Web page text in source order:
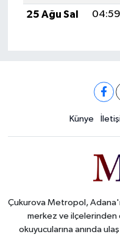
25 Ağu Sal
04:59
Künye
Çukurova Metropol,
merkez ve ilçelerinden
okuyucularına anında